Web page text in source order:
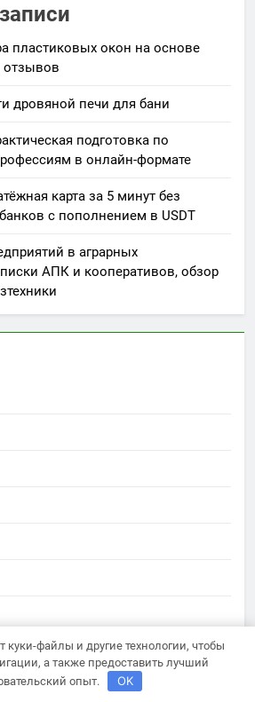
пластиковых окон на основе
отзывов
дровяной печи для бани
подготовка по
в онлайн-формате
карта за 5 минут без
с пополнением в USDT
в аграрных
АПК и кооперативов, обзор
куки-файлы и другие технологии, чтобы
а также предоставить лучший
опыт.
OK